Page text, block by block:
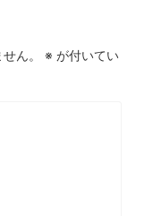
ん。 ※ が付いてい